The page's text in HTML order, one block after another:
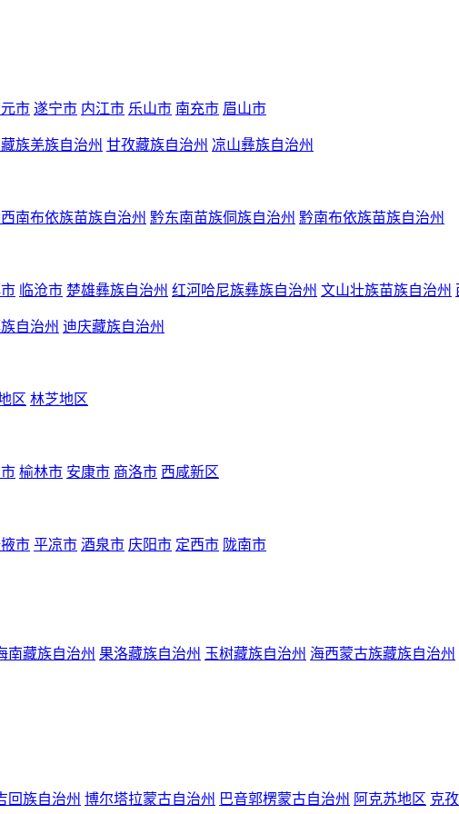
市 遂宁市 内江市 乐山市 南充市 眉山市
族羌族自治州 甘孜藏族自治州 凉山彝族自治州
南布依族苗族自治州 黔东南苗族侗族自治州 黔南布依族苗族自治州
临沧市 楚雄彝族自治州 红河哈尼族彝族自治州 文山壮族苗族自治州
自治州 迪庆藏族自治州
区 林芝地区
榆林市 安康市 商洛市 西咸新区
市 平凉市 酒泉市 庆阳市 定西市 陇南市
南藏族自治州 果洛藏族自治州 玉树藏族自治州 海西蒙古族藏族自治州
回族自治州 博尔塔拉蒙古自治州 巴音郭楞蒙古自治州 阿克苏地区 克